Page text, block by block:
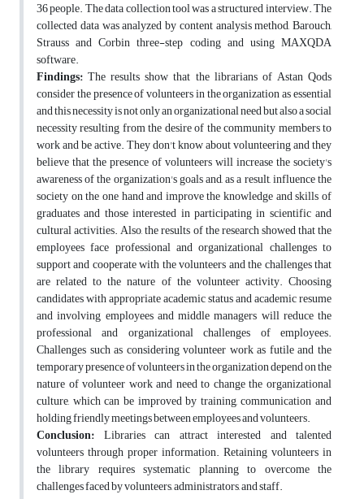
36 people. The data collection tool was a structured interview. The
collected data was analyzed by content analysis method, Barouch,
Strauss and Corbin three-step coding and using MAXQDA
software.
Findings: The results show that the librarians of Astan Qods
consider the presence of volunteers in the organization as essential
and this necessity is not only an organizational need but also a social
necessity resulting from the desire of the community members to
work and be active. They don't know about volunteering and they
believe that the presence of volunteers will increase the society's
awareness of the organization's goals and, as a result, influence the
society on the one hand and improve the knowledge and skills of
graduates and those interested in participating in scientific and
cultural activities. Also, the results of the research showed that the
employees face professional and organizational challenges to
support and cooperate with the volunteers and the challenges that
are related to the nature of the volunteer activity. Choosing
candidates with appropriate academic status and academic resume
and involving employees and middle managers will reduce the
professional and organizational challenges of employees.
Challenges such as considering volunteer work as futile and the
temporary presence of volunteers in the organization depend on the
nature of volunteer work and need to change the organizational
culture, which can be improved by training, communication and
holding friendly meetings between employees and volunteers.
Conclusion: Libraries can attract interested and talented
volunteers through proper information. Retaining volunteers in
the library requires systematic planning to overcome the
challenges faced by volunteers, administrators, and staff.